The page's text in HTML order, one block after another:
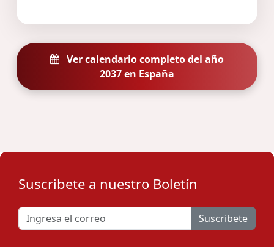
Ver calendario completo del año
2037 en España
Suscribete a nuestro Boletín
Suscribete